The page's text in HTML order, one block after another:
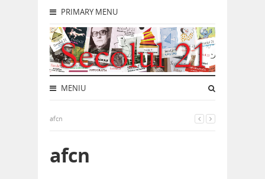
PRIMARY MENU
MENIU
afcn
afcn